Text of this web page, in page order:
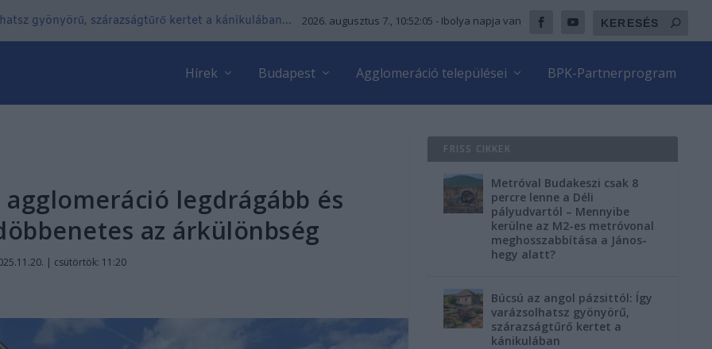
gyönyörű, szárazságtűrő kertet a kánikulában... 2026. augusztus 7., 10:52:06 - Ibolya napja van
Hírek Budapest Agglomeráció települései BPK-Partnerprogram
agglomeráció legdrágább és
az árkülönbség
| csütörtök: 11:20
FRISS CIKKEK
Metróval Budakeszi csak 8
percre lenne a Déli
pályudvartól – Mennyibe
kerülne az M2-es metróvonal
meghosszabbítása a János-
hegy alatt?
Búcsú az angol pázsittól: Így
varázsolhatsz gyönyörű,
szárazságtűrő kertet a
kánikulában